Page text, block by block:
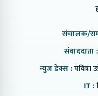
संचालक/
संवाददाता :
न्युज डेक्स :पवित्रा
IT :